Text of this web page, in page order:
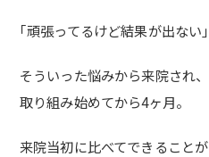
｢頑張ってるけど結果が出ない｣
そういった悩みから来院され、
取り組み始めてから4ヶ月。
来院当初に比べてできることが